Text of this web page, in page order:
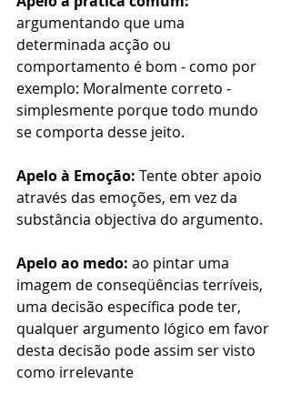
argumentando que uma
determinada acção ou
comportamento é bom - como por
exemplo: Moralmente correto -
simplesmente porque todo mundo
se comporta desse jeito.
Apelo à Emoção: Tente obter apoio
através das emoções, em vez da
substância objectiva do argumento.
Apelo ao medo: ao pintar uma
imagem de conseqüências terríveis,
uma decisão específica pode ter,
qualquer argumento lógico em favor
desta decisão pode assim ser visto
como irrelevante